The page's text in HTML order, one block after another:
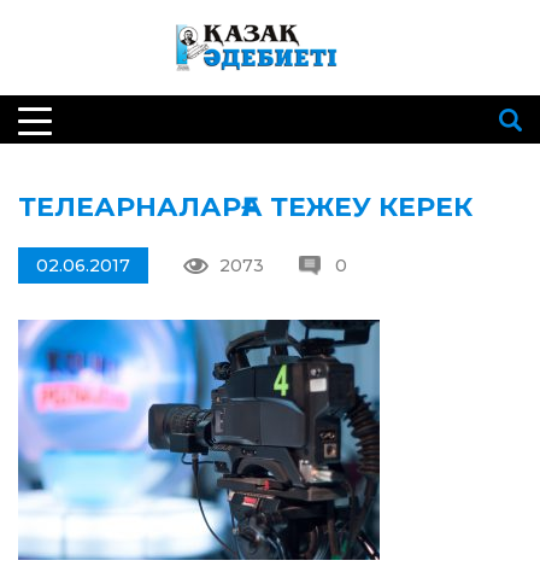
ТЕЛЕАРНАЛАРҒА ТЕЖЕУ КЕРЕК
02.06.2017 2073 0